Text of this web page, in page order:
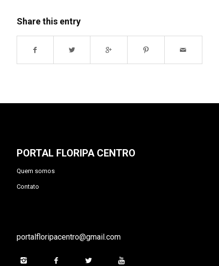
Share this entry
PORTAL FLORIPA CENTRO
Quem somos
Contato
portalfloripacentro@gmail.com